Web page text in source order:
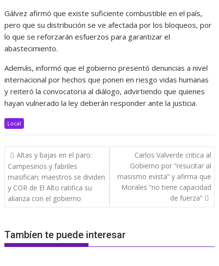
Gálvez afirmó que existe suficiente combustible en el país,
pero que su distribución se ve afectada por los bloqueos, por
lo que se reforzarán esfuerzos para garantizar el
abastecimiento.
Además, informó que el gobierno presentó denuncias a nivel
internacional por hechos que ponen en riesgo vidas humanas
y reiteró la convocatoria al diálogo, advirtiendo que quienes
hayan vulnerado la ley deberán responder ante la justicia.
Local
Navegación
de
entradas
Altas y bajas en el paro:
Campesinos y fabriles
masifican; maestros se dividen
y COR de El Alto ratifica su
alianza con el gobierno
Carlos Valverde critica al
Gobierno por “resucitar al
masismo evista” y afirma que
Morales “no tiene capacidad
de fuerza”
Tambíen te puede interesar